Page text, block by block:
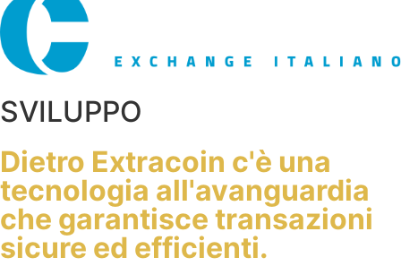
SVILUPPO
Dietro Extracoin c'è una
tecnologia all'avanguardia
che garantisce transazioni
sicure ed efficienti.